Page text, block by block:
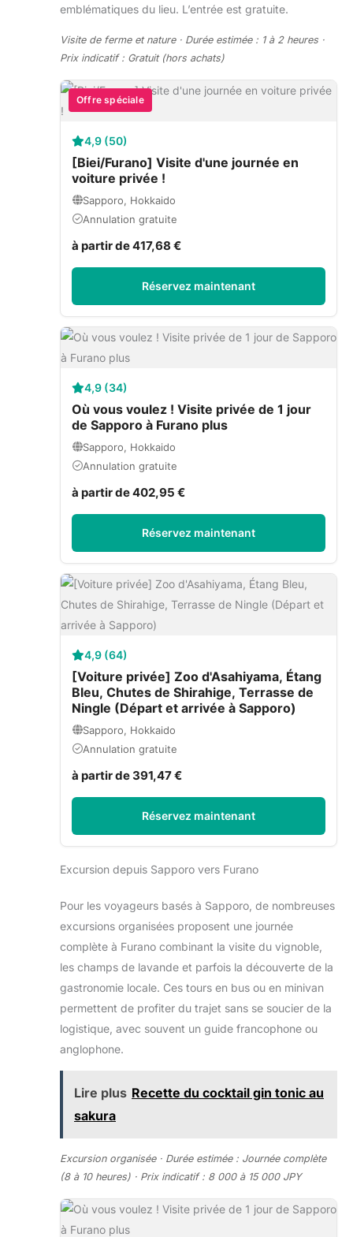
emblématiques du lieu. L’entrée est gratuite.
Visite de ferme et nature · Durée estimée : 1 à 2 heures ·
Prix indicatif : Gratuit (hors achats)
Offre spéciale
4,9 (50)
[Biei/Furano] Visite d'une journée en
voiture privée !
Sapporo, Hokkaido
Annulation gratuite
à partir de 417,68 €
Réservez maintenant
4,9 (34)
Où vous voulez ! Visite privée de 1 jour
de Sapporo à Furano plus
Sapporo, Hokkaido
Annulation gratuite
à partir de 402,95 €
Réservez maintenant
4,9 (64)
[Voiture privée] Zoo d'Asahiyama, Étang
Bleu, Chutes de Shirahige, Terrasse de
Ningle (Départ et arrivée à Sapporo)
Sapporo, Hokkaido
Annulation gratuite
à partir de 391,47 €
Réservez maintenant
Excursion depuis Sapporo vers Furano
Pour les voyageurs basés à Sapporo, de nombreuses
excursions organisées proposent une journée
complète à Furano combinant la visite du vignoble,
les champs de lavande et parfois la découverte de la
gastronomie locale. Ces tours en bus ou en minivan
permettent de profiter du trajet sans se soucier de la
logistique, avec souvent un guide francophone ou
anglophone.
Lire plus Recette du cocktail gin tonic au
sakura
Excursion organisée · Durée estimée : Journée complète
(8 à 10 heures) · Prix indicatif : 8 000 à 15 000 JPY